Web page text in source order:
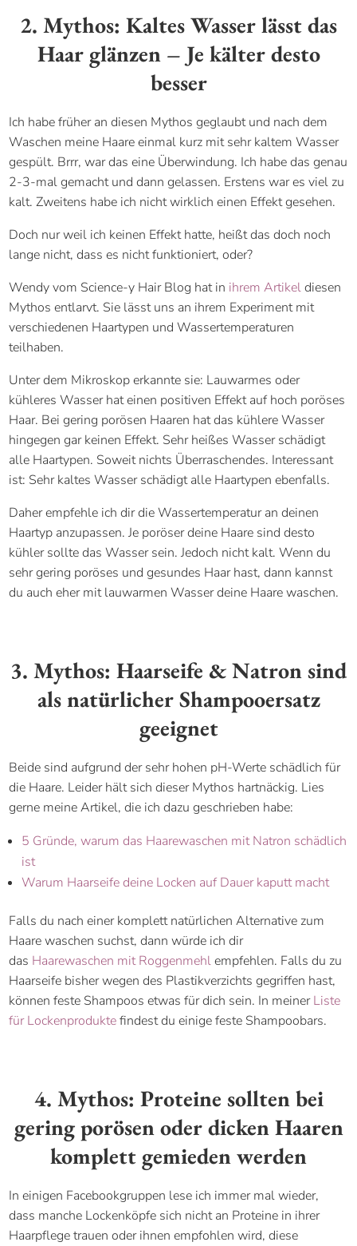
2. Mythos: Kaltes Wasser lässt das
Haar glänzen – Je kälter desto
besser
Ich habe früher an diesen Mythos geglaubt und nach dem
Waschen meine Haare einmal kurz mit sehr kaltem Wasser
gespült. Brrr, war das eine Überwindung. Ich habe das genau
2-3-mal gemacht und dann gelassen. Erstens war es viel zu
kalt. Zweitens habe ich nicht wirklich einen Effekt gesehen.
Doch nur weil ich keinen Effekt hatte, heißt das doch noch
lange nicht, dass es nicht funktioniert, oder?
Wendy vom Science-y Hair Blog hat in ihrem Artikeldiesen
Mythos entlarvt. Sie lässt uns an ihrem Experiment mit
verschiedenen Haartypen und Wassertemperaturen
teilhaben.
Unter dem Mikroskop erkannte sie: Lauwarmes oder
kühleres Wasser hat einen positiven Effekt auf hoch poröses
Haar. Bei gering porösen Haaren hat das kühlere Wasser
hingegen gar keinen Effekt. Sehr heißes Wasser schädigt
alle Haartypen. Soweit nichts Überraschendes. Interessant
ist: Sehr kaltes Wasser schädigt alle Haartypen ebenfalls.
Daher empfehle ich dir die Wassertemperatur an deinen
Haartyp anzupassen. Je poröser deine Haare sind desto
kühler sollte das Wasser sein. Jedoch nicht kalt. Wenn du
sehr gering poröses und gesundes Haar hast, dann kannst
du auch eher mit lauwarmen Wasser deine Haare waschen.
3. Mythos: Haarseife & Natron sind
als natürlicher Shampooersatz
geeignet
Beide sind aufgrund der sehr hohen pH-Werte schädlich für
die Haare. Leider hält sich dieser Mythos hartnäckig. Lies
gerne meine Artikel, die ich dazu geschrieben habe:
5 Gründe, warum das Haarewaschen mit Natron schädlich
ist
Warum Haarseife deine Locken auf Dauer kaputt macht
Falls du nach einer komplett natürlichen Alternative zum
Haare waschen suchst, dann würde ich dir
das Haarewaschen mit Roggenmehlempfehlen. Falls du zu
Haarseife bisher wegen des Plastikverzichts gegriffen hast,
können feste Shampoos etwas für dich sein. In meinerListe
für Lockenproduktefindest du einige feste Shampoobars.
4. Mythos: Proteine sollten bei
gering porösen oder dicken Haaren
komplett gemieden werden
In einigen Facebookgruppen lese ich immer mal wieder,
dass manche Lockenköpfe sich nicht an Proteine in ihrer
Haarpflege trauen oder ihnen empfohlen wird, diese